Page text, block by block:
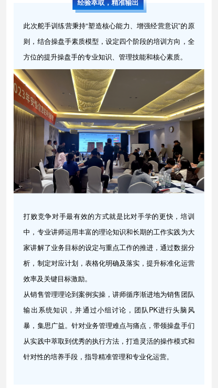
此次舵手训练营秉持“塑造核心能力、增强经营意识”的原
则，结合操盘手素质模型，设定四个阶段的培训方向，全
方位的提升操盘手的专业知识、管理技能和核心素质。
打败竞争对手最有效的方式就是比对手学的更快，培训
中，专业讲师运用丰富的理论知识和长期的工作实践为大
家讲解了业务目标的设定与重点工作的推进，通过数据分
析，制定对应计划，表格化明确及落实，提升标准化运营
效率及关键目标激励。
从销售管理理论到案例实操，讲师循序渐进地为销售团队
输出系统知识，并通过小组讨论，团队PK进行头脑风
暴，集思广益。针对业务管理难点与痛点，带领操盘手们
从实践中萃取到优秀的执行方法，打造灵活的操作模式和
针对性的培养手段，指导精准管理和专业化运营。